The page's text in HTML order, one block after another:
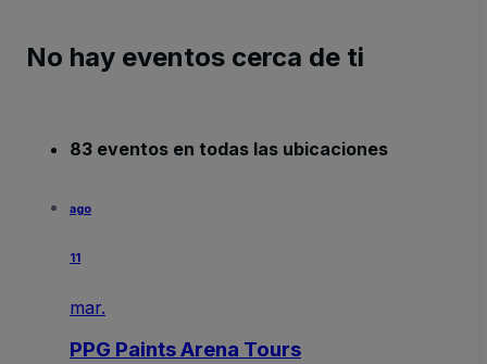
No hay eventos cerca de ti
83 eventos en todas las ubicaciones
ago
11
mar.
PPG Paints Arena Tours